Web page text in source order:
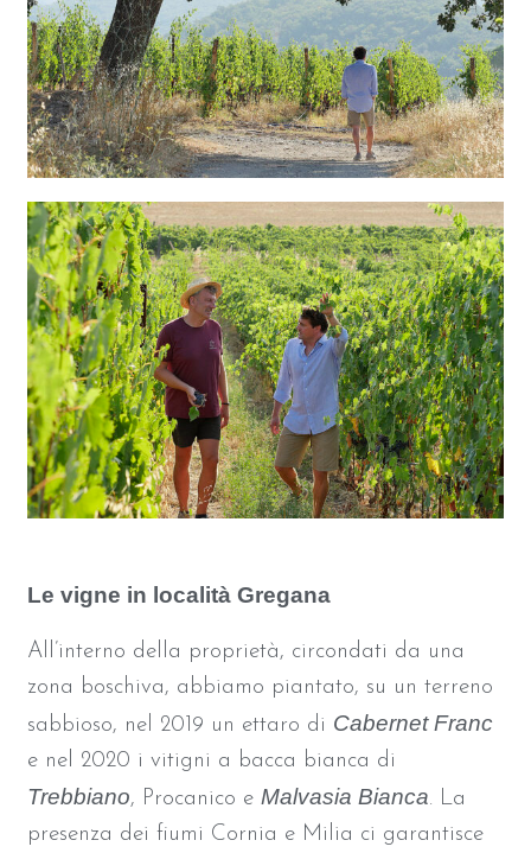
Le vigne in località Gregana
All’interno della proprietà, circondati da una
zona boschiva, abbiamo piantato, su un terreno
sabbioso, nel 2019 un ettaro di Cabernet Franc
e nel 2020 i vitigni a bacca bianca di
Trebbiano, Procanico eMalvasia Bianca. La
presenza dei fiumi Cornia e Milia ci garantisce